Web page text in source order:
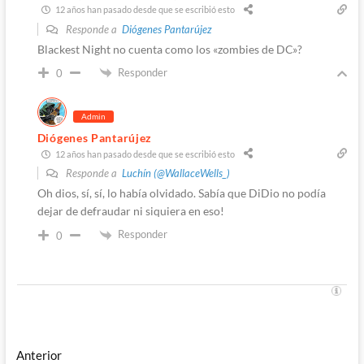
12 años han pasado desde que se escribió esto
Responde a Diógenes Pantarújez
Blackest Night no cuenta como los «zombies de DC»?
0 Responder
Admin
Diógenes Pantarújez
12 años han pasado desde que se escribió esto
Responde a Luchín (@WallaceWells_)
Oh dios, sí, sí, lo había olvidado. Sabía que DiDio no podía
dejar de defraudar ni siquiera en eso!
0 Responder
AnteriorEntrada